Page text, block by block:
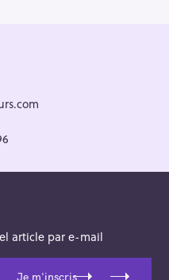
article par e-mail
Je m'inscris